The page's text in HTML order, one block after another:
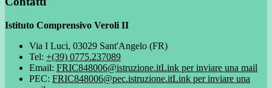
Istituto Comprensivo Veroli II
Via I Luci, 03029 Sant'Angelo (FR)
Tel: +(39) 0775.237089
Email: FRIC848006@istruzione.itLink per inviare una mail
PEC: FRIC848006@pec.istruzione.itLink per inviare una